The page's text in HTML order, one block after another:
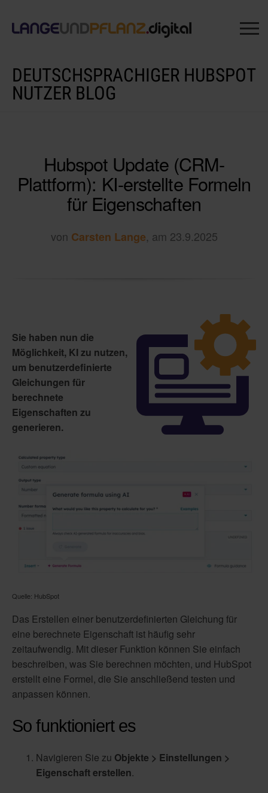
DEUTSCHSPRACHIGER HUBSPOT
NUTZER BLOG
Hubspot Update (CRM-
Plattform): KI-erstellte Formeln
für Eigenschaften
von Carsten Lange, am 23.9.2025
Sie haben nun die
Möglichkeit, KI zu nutzen,
um benutzerdefinierte
Gleichungen für
berechnete
Eigenschaften zu
generieren.
Quelle: HubSpot
Das Erstellen einer benutzerdefinierten Gleichung für
eine berechnete Eigenschaft ist häufig sehr
zeitaufwendig. Mit dieser Funktion können Sie einfach
beschreiben, was Sie berechnen möchten, und HubSpot
erstellt eine Formel, die Sie anschließend testen und
anpassen können.
So funktioniert es
Navigieren Sie zu Objekte > Einstellungen >
Eigenschaft erstellen.